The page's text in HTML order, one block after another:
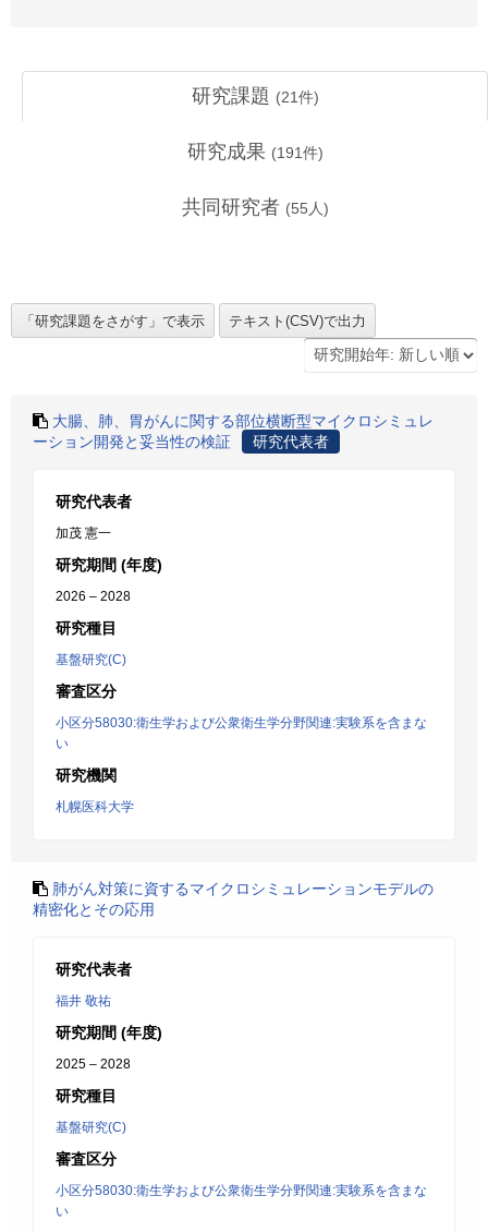
研究課題 (21件)
研究成果 (191件)
共同研究者 (55 人)
大腸、肺、胃がんに関する部位横断型マイクロシミュレ
ーション開発と妥当性の検証
研究代表者
研究代表者
加茂 憲一
研究期間 (年度)
2026 – 2028
研究種目
基盤研究(C)
審査区分
小区分58030:衛生学および公衆衛生学分野関連:実験系を含まな
い
研究機関
札幌医科大学
肺がん対策に資するマイクロシミュレーションモデルの
精密化とその応用
研究代表者
福井 敬祐
研究期間 (年度)
2025 – 2028
研究種目
基盤研究(C)
審査区分
小区分58030:衛生学および公衆衛生学分野関連:実験系を含まな
い